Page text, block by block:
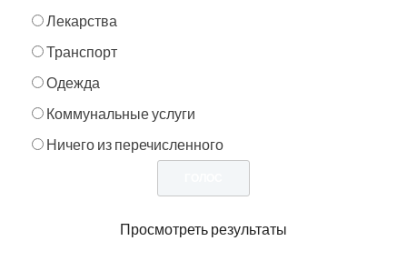
Лекарства
Транспорт
Одежда
Коммунальные услуги
Ничего из перечисленного
Просмотреть результаты